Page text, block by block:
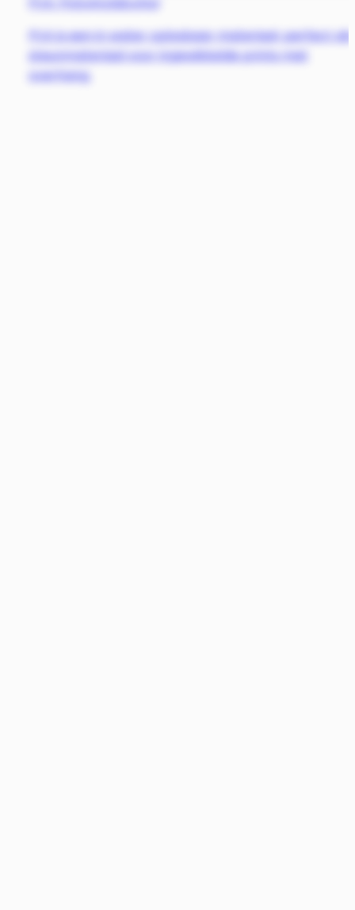
PVA is een in water oplosbaar materiaal, perfect als
steunmateriaal voor ingewikkelde prints met
overhang.